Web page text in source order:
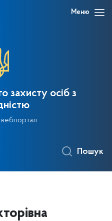
Меню
захисту осіб з
Пошук